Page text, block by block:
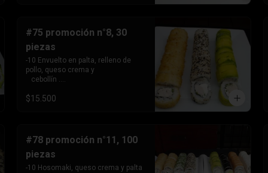
  cebollin.
-10 Tempura, relleno de palmito
queso crema y ciboullete -
  10 Tempura, relleno de pollo,
queso crema y cebollin.
- 10 hosomaki, relleno de queso
#75 promoción n°8, 30
piezas
-10 Envuelto en palta, relleno de
pollo, queso crema y
   cebollín .
pollo , queso crema
$15.500
#78 promoción n°11, 100
piezas
-10 Hosomaki, queso crema y palta